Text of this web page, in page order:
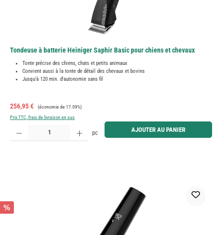
Tondeuse à batterie Heiniger Saphir Basic pour chiens et chevaux
Tonte précise des chiens, chats et petits animaux
Convient aussi à la tonte de détail des chevaux et bovins
Jusqu'à 120 min. d'autonomie sans fil
Prix de vente :
256,95 € Prix régulier :
(économie de 17.09%)
Prix TTC, frais de livraison en sus
Quantité de produit : Entrez la quantité souhaitée ou utilisez les boutons pour augmenter ou
pc AJOUTER AU PANIER
%